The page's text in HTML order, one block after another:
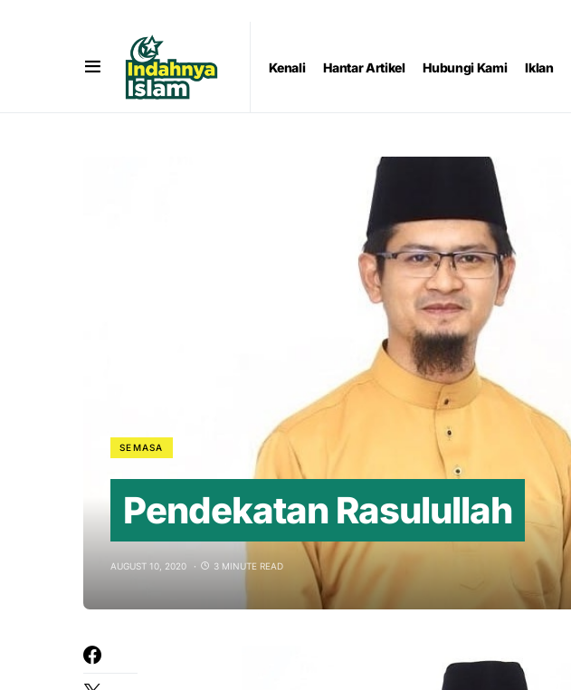
Kenali Hantar Artikel Hubungi Kami Iklan
SEMASA
Pendekatan Rasulullah
AUGUST 10, 2020 3 MINUTE READ